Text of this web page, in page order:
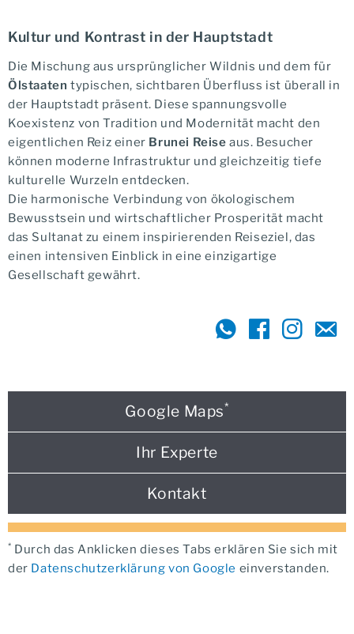
Kultur und Kontrast in der Hauptstadt
Die Mischung aus ursprünglicher Wildnis und dem für
Ölstaaten typischen, sichtbaren Überfluss ist überall in
der Hauptstadt präsent. Diese spannungsvolle
Koexistenz von Tradition und Modernität macht den
eigentlichen Reiz einer Brunei Reise aus. Besucher
können moderne Infrastruktur und gleichzeitig tiefe
kulturelle Wurzeln entdecken.
Die harmonische Verbindung von ökologischem
Bewusstsein und wirtschaftlicher Prosperität macht
das Sultanat zu einem inspirierenden Reiseziel, das
einen intensiven Einblick in eine einzigartige
Gesellschaft gewährt.
Google Maps*
Ihr Experte
Kontakt
* Durch das Anklicken dieses Tabs erklären Sie sich mit
der Datenschutzerklärung von Google einverstanden.